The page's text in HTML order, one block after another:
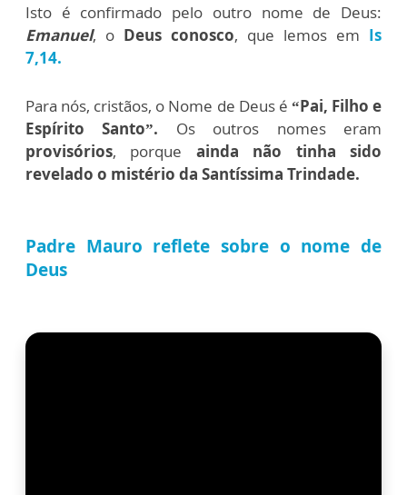
Isto é confirmado pelo outro nome de Deus:
Emanuel, o Deus conosco, que lemos em Is
7,14.
Para nós, cristãos, o Nome de Deus é “Pai, Filho e
Espírito Santo”. Os outros nomes eram
provisórios, porque ainda não tinha sido
revelado o mistério da Santíssima Trindade.
Padre Mauro reflete sobre o nome de
Deus